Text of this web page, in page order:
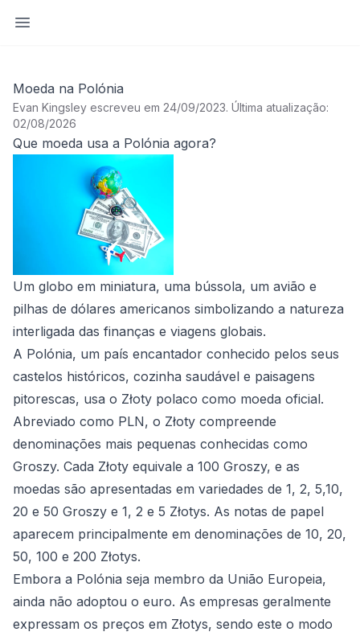
Abrir barra lateral
Moeda na Polónia
Evan Kingsley escreveu em 24/09/2023. Última atualização:
02/08/2026
Que moeda usa a Polónia agora?
Um globo em miniatura, uma bússola, um avião e
pilhas de dólares americanos simbolizando a natureza
interligada das finanças e viagens globais.
A Polónia, um país encantador conhecido pelos seus
castelos históricos, cozinha saudável e paisagens
pitorescas, usa o Złoty polaco como moeda oficial.
Abreviado como PLN, o Złoty compreende
denominações mais pequenas conhecidas como
Groszy. Cada Złoty equivale a 100 Groszy, e as
moedas são apresentadas em variedades de 1, 2, 5,10,
20 e 50 Groszy e 1, 2 e 5 Złotys. As notas de papel
aparecem principalmente em denominações de 10, 20,
50, 100 e 200 Złotys.
Embora a Polónia seja membro da União Europeia,
ainda não adoptou o euro. As empresas geralmente
expressam os preços em Złotys, sendo este o modo